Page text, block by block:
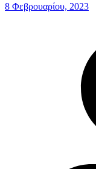
8 Φεβρουαρίου, 2023